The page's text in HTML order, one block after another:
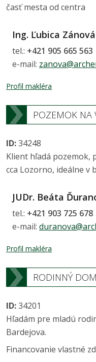
časť mesta od centra
Ing. Ľubica Zánová
tel.: +421 905 665 563
e-mail:
Profil makléra
POZEMOK NA
ID:34248
Klient hľadá pozemok,
cca Lozorno, ideálne v
JUDr. Beáta
tel.: +421 903 725 678
e-mail:
Profil makléra
RODINNÝ
ID:34201
Hľadám pre mladú
Bardejova.
Financovanie vlastné